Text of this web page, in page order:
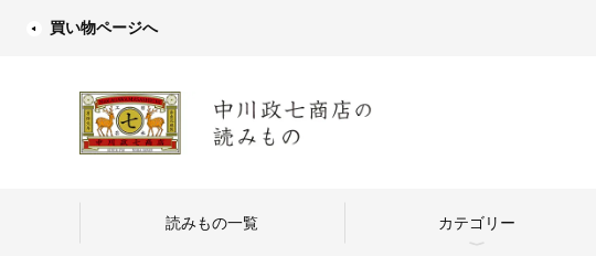
買い物ページへ
読みもの一覧 カテゴリー